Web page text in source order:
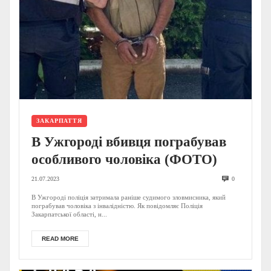
ЗАКАРПАТТЯ
В Ужгороді вбивця пограбував
особливого чоловіка (ФОТО)
21.07.2023 0
В Ужгороді поліція затримала раніше судимого зловмисника, який
пограбував чоловіка з інвалідністю. Як повідомляє Поліція
Закарпатської області, н...
READ MORE